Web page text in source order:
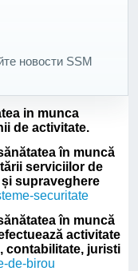
новости SSM
in munca
de activitate.
în muncă
serviciilor de
supraveghere
securitate
în muncă
activitate
contabilitate, juristi
de-birou